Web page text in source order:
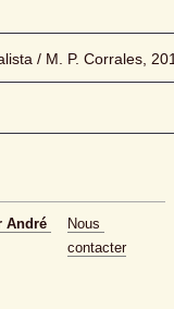
/ M. P. Corrales,
André
Nous
contacter